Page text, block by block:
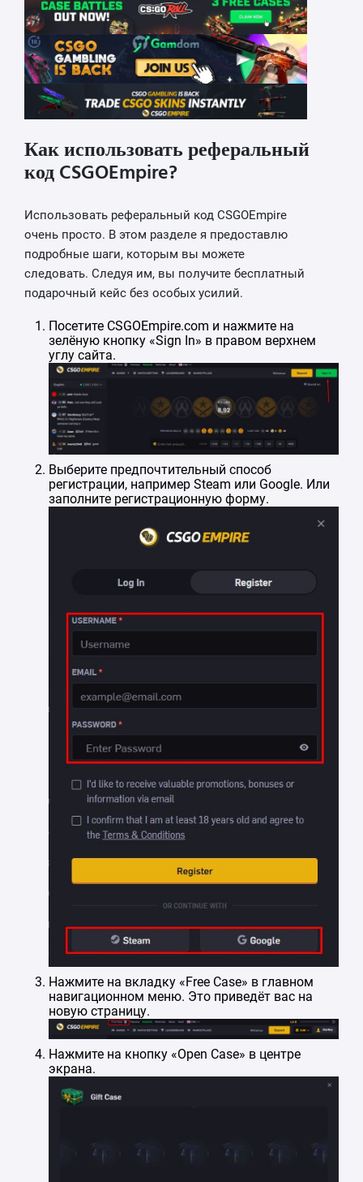
Как использовать реферальный
код CSGOEmpire?
Использовать реферальный код CSGOEmpire
очень просто. В этом разделе я предоставлю
подробные шаги, которым вы можете
следовать. Следуя им, вы получите бесплатный
подарочный кейс без особых усилий.
Посетите CSGOEmpire.com и нажмите на
зелёную кнопку «Sign In» в правом верхнем
углу сайта.
Выберите предпочтительный способ
регистрации, например Steam или Google. Или
заполните регистрационную форму.
Нажмите на вкладку «Free Case» в главном
навигационном меню. Это приведёт вас на
новую страницу.
Нажмите на кнопку «Open Case» в центре
экрана.